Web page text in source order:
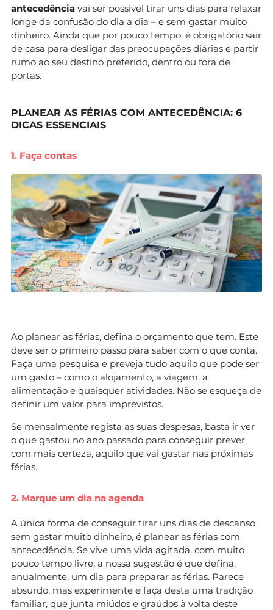
antecedência vai ser possível tirar uns dias para relaxar
longe da confusão do dia a dia – e sem gastar muito
dinheiro. Ainda que por pouco tempo, é obrigatório sair
de casa para desligar das preocupações diárias e partir
rumo ao seu destino preferido, dentro ou fora de
portas.
PLANEAR AS FÉRIAS COM ANTECEDÊNCIA: 6
DICAS ESSENCIAIS
1. Faça contas
Ao planear as férias, defina o orçamento que tem. Este
deve ser o primeiro passo para saber com o que conta.
Faça uma pesquisa e preveja tudo aquilo que pode ser
um gasto – como o alojamento, a viagem, a
alimentação e quaisquer atividades. Não se esqueça de
definir um valor para imprevistos.
Se mensalmente regista as suas despesas, basta ir ver
o que gastou no ano passado para conseguir prever,
com mais certeza, aquilo que vai gastar nas próximas
férias.
2. Marque um dia na agenda
A única forma de conseguir tirar uns dias de descanso
sem gastar muito dinheiro, é planear as férias com
antecedência. Se vive uma vida agitada, com muito
pouco tempo livre, a nossa sugestão é que defina,
anualmente, um dia para preparar as férias. Parece
absurdo, mas experimente e faça desta uma tradição
familiar, que junta miúdos e graúdos à volta deste